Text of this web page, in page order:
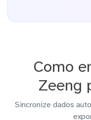
Como
Zeeng
Sincronize dados